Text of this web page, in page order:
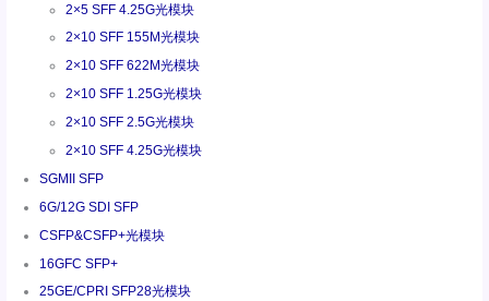
2×5 SFF 4.25G光模块
2×10 SFF 155M光模块
2×10 SFF 622M光模块
2×10 SFF 1.25G光模块
2×10 SFF 2.5G光模块
2×10 SFF 4.25G光模块
SGMII SFP
6G/12G SDI SFP
CSFP&CSFP+光模块
16GFC SFP+
25GE/CPRI SFP28光模块